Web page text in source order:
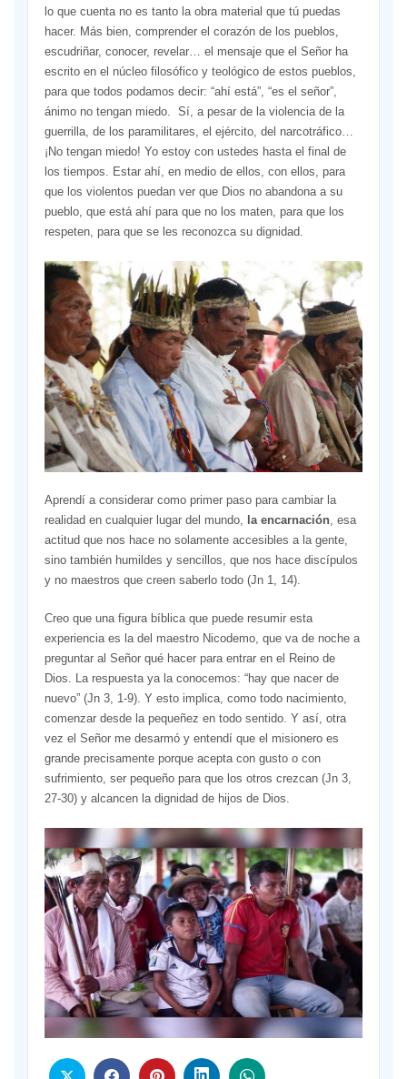
lo que cuenta no es tanto la obra material que tú puedas
hacer. Más bien, comprender el corazón de los pueblos,
escudriñar, conocer, revelar… el mensaje que el Señor ha
escrito en el núcleo filosófico y teológico de estos pueblos,
para que todos podamos decir: “ahí está”, “es el señor”,
ánimo no tengan miedo. Sí, a pesar de la violencia de la
guerrilla, de los paramilitares, el ejército, del narcotráfico…
¡No tengan miedo! Yo estoy con ustedes hasta el final de
los tiempos. Estar ahí, en medio de ellos, con ellos, para
que los violentos puedan ver que Dios no abandona a su
pueblo, que está ahí para que no los maten, para que los
respeten, para que se les reconozca su dignidad.
Aprendí a considerar como primer paso para cambiar la
realidad en cualquier lugar del mundo, la encarnación, esa
actitud que nos hace no solamente accesibles a la gente,
sino también humildes y sencillos, que nos hace discípulos
y no maestros que creen saberlo todo (Jn 1, 14).
Creo que una figura bíblica que puede resumir esta
experiencia es la del maestro Nicodemo, que va de noche a
preguntar al Señor qué hacer para entrar en el Reino de
Dios. La respuesta ya la conocemos: “hay que nacer de
nuevo” (Jn 3, 1-9). Y esto implica, como todo nacimiento,
comenzar desde la pequeñez en todo sentido. Y así, otra
vez el Señor me desarmó y entendí que el misionero es
grande precisamente porque acepta con gusto o con
sufrimiento, ser pequeño para que los otros crezcan (Jn 3,
27-30) y alcancen la dignidad de hijos de Dios.